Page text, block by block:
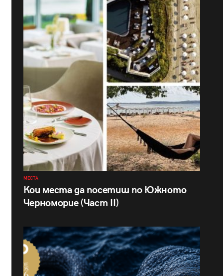
МЕСТА
Кои места да посетиш по Южното
Черноморие (Част II)